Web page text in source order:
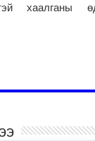
хаалганы